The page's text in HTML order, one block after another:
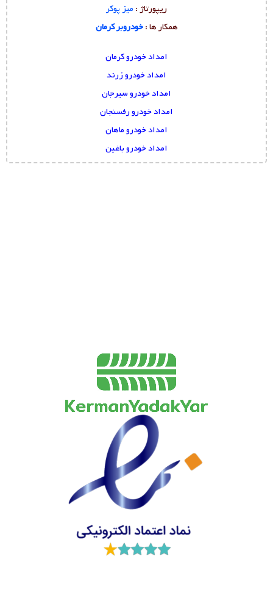
ریپورتاژ : میز پوکر
همکار ها :خودروبر کرمان
امداد خودرو کرمان
امداد خودرو زرند
امداد خودرو سیرجان
امداد خودرو رفسنجان
امداد خودرو ماهان
امداد خودرو باغین